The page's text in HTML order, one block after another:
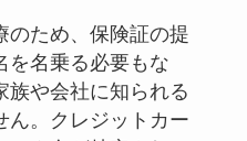
のため、保険証の提
を名乗る必要もな
族や会社に知られる
ん。クレジットカー